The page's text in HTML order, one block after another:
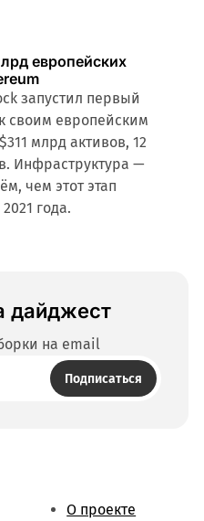
европейских
запустил первый
своим европейским
млрд активов, 12
Инфраструктура —
чем этот этап
года.
дайджест
на email
Подписаться
О проекте